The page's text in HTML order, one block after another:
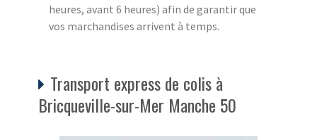
heures, avant 6 heures) afin de garantir que
vos marchandises arrivent à temps.
Transport express de colis à
Bricqueville-sur-Mer Manche 50